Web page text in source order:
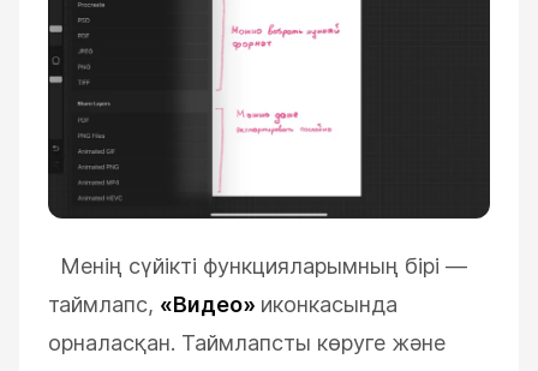
Менің сүйікті функцияларымның бірі —
таймлапс, «Видео» иконкасында
орналасқан. Таймлапсты көруге және